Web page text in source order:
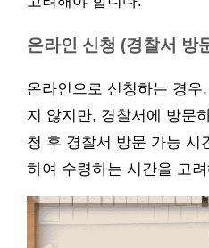
온라인 신청 (경찰서 방
온라인으로 신청하는 경우
지 않지만, 경찰서에 방문
청 후 경찰서 방문 가능 시
하여 수령하는 시간을 고